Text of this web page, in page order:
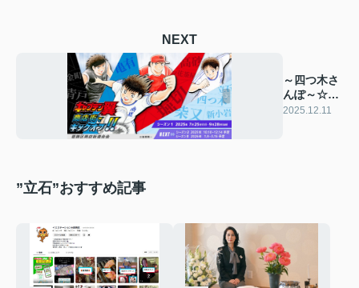
NEXT
～四つ木さ
んぽ～☆★
第19歩目
2025.12.11
”立石”おすすめ記事